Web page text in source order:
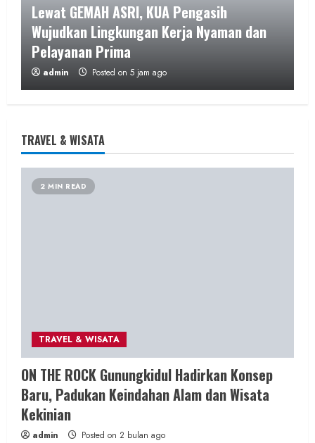
Lewat GEMAH ASRI, KUA Pengasih
Wujudkan Lingkungan Kerja Nyaman dan
Pelayanan Prima
admin Posted on 5 jam ago
Berita Nasional
Berita Daerah Berita Peristiwa
Kecelakaan Lalu Lintas Saptosari:
Pengendara Motor Alami Cedera Kepala,
Satu Dirujuk ke Magelang
TRAVEL & WISATA
2 MIN READ
TRAVEL & WISATA
ON THE ROCK Gunungkidul Hadirkan Konsep
Baru, Padukan Keindahan Alam dan Wisata
Kekinian
admin Posted on 2 bulan ago